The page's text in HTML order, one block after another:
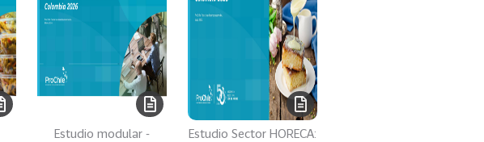
Estudio modular -
Estudio Sector HORECA: